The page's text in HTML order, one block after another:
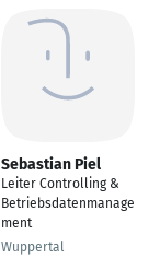
Sebastian Piel
Leiter Controlling &
Betriebsdatenmanage
ment
Wuppertal